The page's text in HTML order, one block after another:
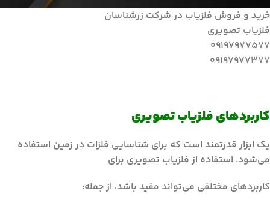
خرید و فروش فلزیاب در شرکت زرشناسان
فلزیاب تصویری
09197977577
09197977377
کاربردهای فلزیاب تصویری
یک ابزار قدرتمند است که برای شناسایی فلزات در زمین استفاده
می‌شود. استفاده از فلزیاب تصویری برای
کاربردهای مختلفی می‌تواند مفید باشد، از جمله: